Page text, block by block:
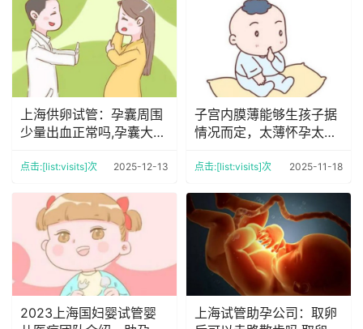
上海供卵试管：孕囊周围
少量出血正常吗,孕囊大小
点击:[list:visits]次 2025-12-13
子宫内膜薄能够生孩子据
情况而定，太薄怀孕太危
点击:[list:visits]次 2025-11-18
2023上海国妇婴试管婴
上海试管助孕公司：取卵